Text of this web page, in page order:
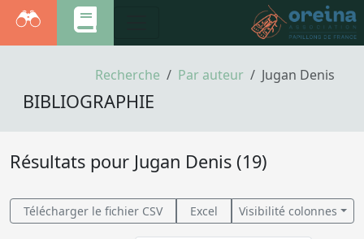
Recherche Par auteur Jugan Denis
BIBLIOGRAPHIE
Résultats pour Jugan Denis (19)
Télécharger le fichier CSV Excel Visibilité colonnes